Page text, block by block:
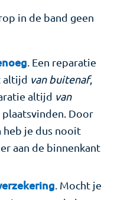
in de band geen
. Een reparatie
altijd van buitenaf,
altijd van
Door
heb je dus nooit
aan de binnenkant
. Mocht je